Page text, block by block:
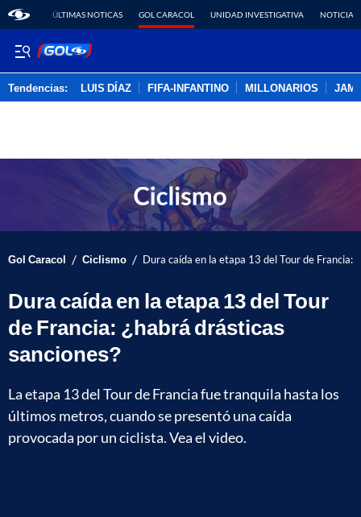
ÚLTIMAS NOTICAS GOL CARACOL UNIDAD INVESTIGATIVA NOTICIAS
Tendencias: LUIS DÍAZ FIFA-INFANTINO MILLONARIOS
Gol Caracol / Ciclismo / Dura caída en la etapa 13 del Tour de Francia:
Dura caída en la etapa 13 del Tour
de Francia: ¿habrá drásticas
sanciones?
La etapa 13 del Tour de Francia fue tranquila hasta los
últimos metros, cuando se presentó una caída
provocada por un ciclista. Vea el video.